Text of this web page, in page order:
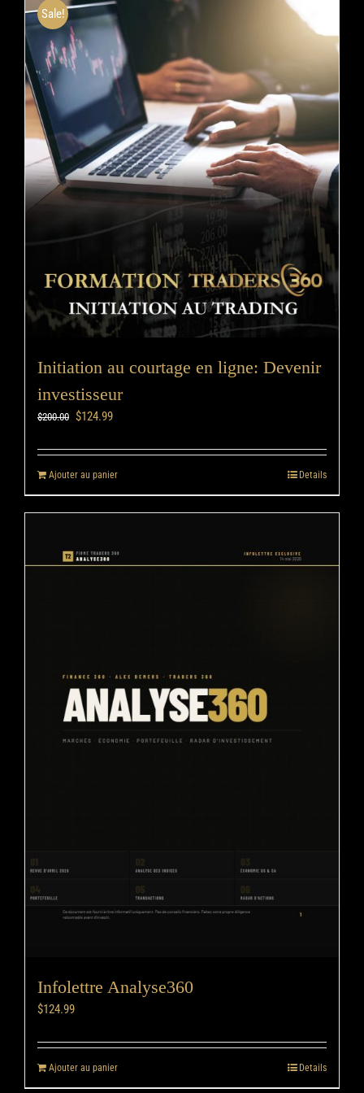
Sale!
Initiation au courtage en ligne: Devenir
investisseur
$200.00 $124.99
Ajouter au panier Details
Infolettre Analyse360
$124.99
Ajouter au panier Details